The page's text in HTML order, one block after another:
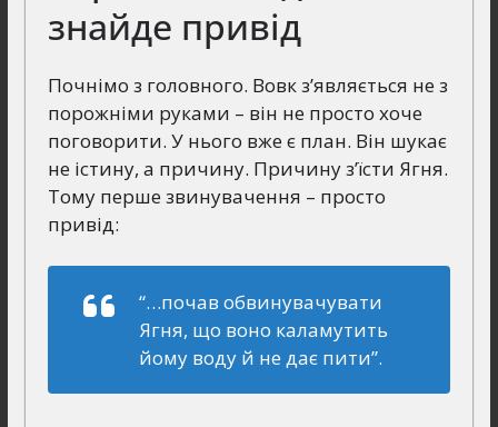
знайде привід
Почнімо з головного. Вовк з’являється не з
порожніми руками – він не просто хоче
поговорити. У нього вже є план. Він шукає
не істину, а причину. Причину з’їсти Ягня.
Тому перше звинувачення – просто
привід:
“…почав обвинувачувати
Ягня, що воно каламутить
йому воду й не дає пити”.